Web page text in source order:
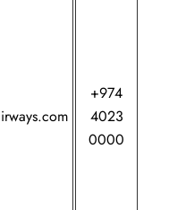
+974
4023
0000